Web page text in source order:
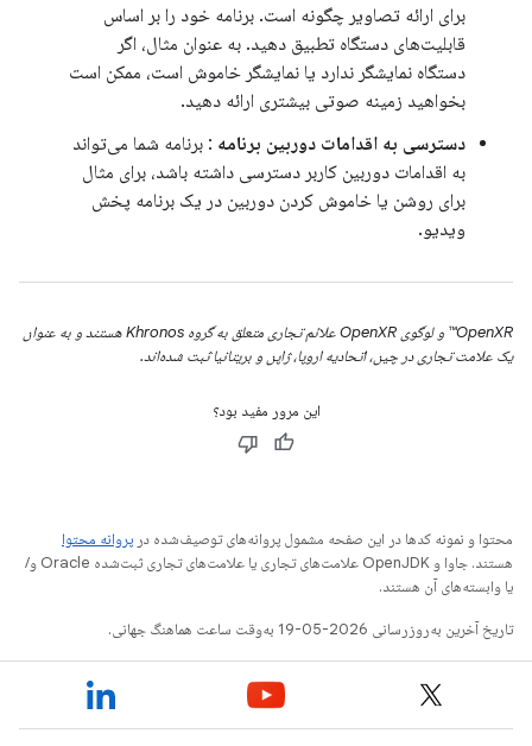
برای ارائه تصاویر چگونه است. برنامه خود را بر اساس
قابلیت‌های دستگاه تطبیق دهید. به عنوان مثال، اگر
دستگاه نمایشگر ندارد یا نمایشگر خاموش است، ممکن است
بخواهید زمینه صوتی بیشتری ارائه دهید.
دسترسی به اقدامات دوربین برنامه : برنامه شما می‌تواند
به اقدامات دوربین کاربر دسترسی داشته باشد، برای مثال
برای روشن یا خاموش کردن دوربین در یک برنامه پخش
ویدیو.
OpenXR™ و لوگوی OpenXR علائم تجاری متعلق به گروه Khronos هستند و به عنوان
یک علامت تجاری در چین، اتحادیه اروپا، ژاپن و بریتانیا ثبت شده‌اند.
این مرور مفید بود؟
محتوا و نمونه کدها در این صفحه مشمول پروانه‌های توصیف‌شده در پروانه محتوا
هستند. جاوا و OpenJDK علامت‌های تجاری یا علامت‌های تجاری ثبت‌شده Oracle و/
یا وابسته‌های آن هستند.
تاریخ آخرین به‌روزرسانی 2026-05-19 به‌وقت ساعت هماهنگ جهانی.